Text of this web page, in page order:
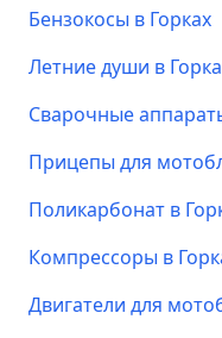
Бензокосы в Горках
Летние души в
Сварочные
Прицепы для
Поликарбонат в
Компрессоры в
Двигатели для